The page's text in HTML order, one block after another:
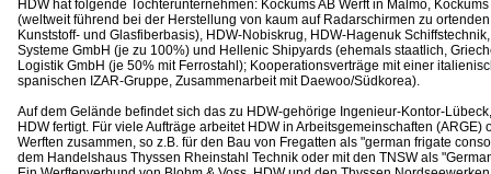
HDW hat folgende Tochterunternehmen: Kockums AB Werft in Malmö,
(weltweit führend bei der Herstellung von kaum auf Radarschirmen zu
Kunststoff- und Glasfiberbasis), HDW-Nobiskrug, HDW-Hagenuk
Systeme GmbH (je zu 100%) und Hellenic Shipyards (ehemals staatlich,
Logistik GmbH (je 50% mit Ferrostahl); Kooperationsverträge mit einer
spanischen IZAR-Gruppe, Zusammenarbeit mit Daewoo/Südkorea).
Auf dem Gelände befindet sich das zu HDW-gehörige Ingenieur-Kontor-
HDW fertigt. Für viele Aufträge arbeitet HDW in Arbeitsgemeinschaften (ARGE)
Werften zusammen, so z.B. für den Bau von Fregatten als "german frigate
dem Handelshaus Thyssen Rheinstahl Technik oder mit den TNSW als